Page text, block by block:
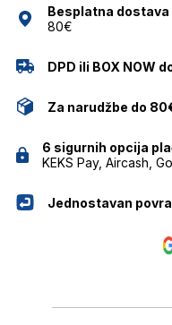
Besplatna dostava
80€
DPD ili BOX NOW
Za narudžbe do
6 sigurnih opcija
KEKS Pay, Aircash,
Jednostavan